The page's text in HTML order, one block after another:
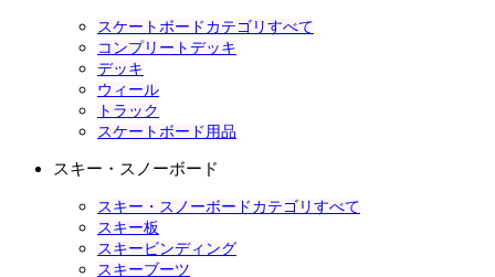
スケートボードカテゴリすべて
コンプリートデッキ
デッキ
ウィール
トラック
スケートボード用品
スキー・スノーボード
スキー・スノーボードカテゴリすべて
スキー板
スキービンディング
スキーブーツ